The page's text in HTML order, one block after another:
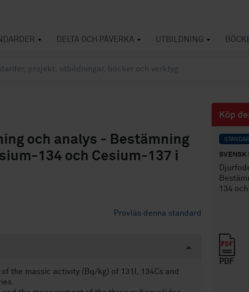
DELTA OCH PÅVERKA UTBILDNING
och analys - Bestämning
134 och Cesium-137 i
Provläs denna standard
the massic activity (Bq/kg) of 131I, 134Cs and
Köp
SVENSK
134
PDF